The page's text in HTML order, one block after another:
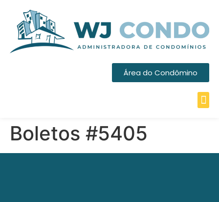
Área do Condômino
Boletos #5405